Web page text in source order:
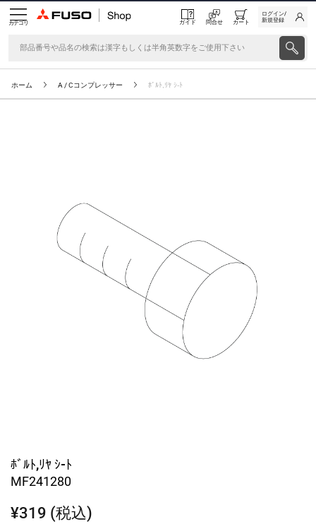
カテゴリ ガイド 問合せ カート
ログイン/
新規登録
ホーム A / Cコンプレッサー ﾎﾞﾙﾄ,ﾘﾔ ｼ-ﾄ
ﾎﾞﾙﾄ,ﾘﾔ ｼ-ﾄ
MF241280
¥319 (税込)